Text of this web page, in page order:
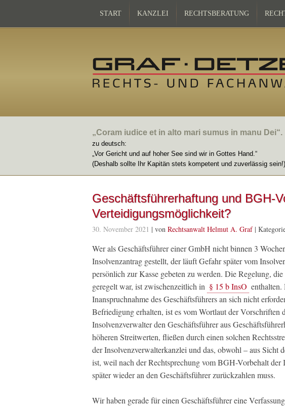
START KANZLEI RECHTSBERATUNG
„Coram iudice et in alto mari sumus in manu Dei“.
zu deutsch:
„Vor Gericht und auf hoher See sind wir in Gottes Hand.“
(Deshalb sollte Ihr Kapitän stets kompetent und zuverlässig sein!)
Geschäftsführerhaftung und BGH-
Verteidigungsmöglichkeit?
30. November 2021 | von Rechtsanwalt Helmut A. Graf|
Wer als Geschäftsführer einer GmbH nicht binnen 3
Insolvenzantrag gestellt, der läuft Gefahr später vom
persönlich zur Kasse gebeten zu werden. Die Regelung,
geregelt war, ist zwischenzeitlich in § 15 b InsO enthalten.
Inanspruchnahme des Geschäftsführers an sich nicht
Befriedigung erhalten, ist es vom Wortlaut der Vorschriften
Insolvenzverwalter den Geschäftsführer aus
höheren Streitwerten, fließen durch einen solchen
der Insolvenzverwalterkanzlei und das, obwohl – aus Sicht
ist, weil nach der Rechtsprechung vom BGH-Vorbehalt der
später wieder an den Geschäftsführer zurückzahlen muss.
Wir haben gerade für einen Geschäftsführer eine